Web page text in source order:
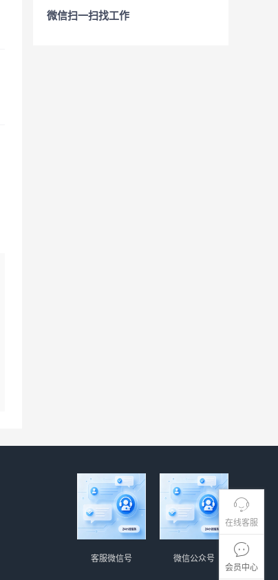
在线客服
会员中心
微信扫一扫找工作
微信公众号
客服微信号